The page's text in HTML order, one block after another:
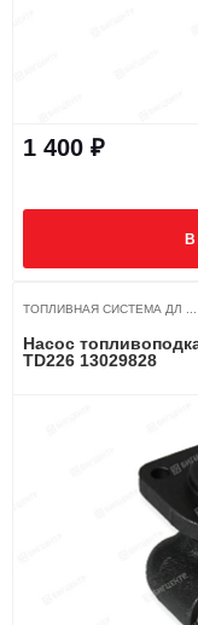
1 400 ₽
В
ТОПЛИВНАЯ СИСТЕМА ДЛ ...
Насос
TD226 13029828